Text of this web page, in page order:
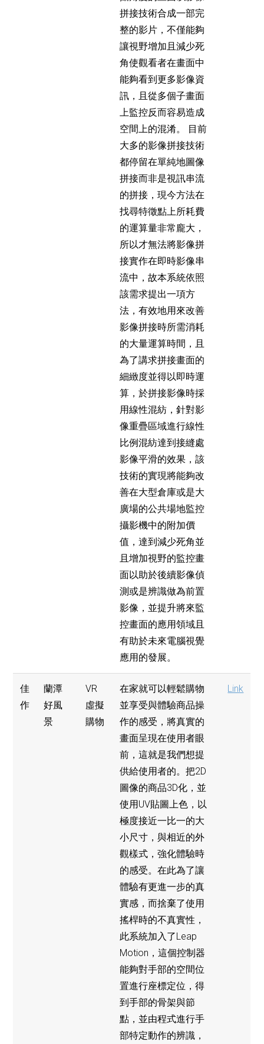
拼接技術合成一部完
整的影片，不僅能夠
讓視野增加且減少死
角使觀看者在畫面中
能夠看到更多影像資
訊，且從多個子畫面
上監控反而容易造成
空間上的混淆。 目前
大多的影像拼接技術
都停留在單純地圖像
拼接而非是視訊串流
的拼接，現今方法在
找尋特徵點上所耗費
的運算量非常龐大，
所以才無法將影像拼
接實作在即時影像串
流中，故本系統依照
該需求提出一項方
法，有效地用來改善
影像拼接時所需消耗
的大量運算時間，且
為了講求拼接畫面的
細緻度並得以即時運
算，於拼接影像時採
用線性混紡，針對影
像重疊區域進行線性
比例混紡達到接縫處
影像平滑的效果，該
技術的實現將能夠改
善在大型倉庫或是大
廣場的公共場地監控
攝影機中的附加價
值，達到減少死角並
且增加視野的監控畫
面以助於後續影像偵
測或是辨識做為前置
影像，並提升將來監
控畫面的應用領域且
有助於未來電腦視覺
應用的發展。
佳
作
蘭潭
好風
景
VR
虛擬
購物
在家就可以輕鬆購物
並享受與體驗商品操
作的感受，將真實的
畫面呈現在使用者眼
前，這就是我們想提
供給使用者的。把2D
圖像的商品3D化，並
使用UV貼圖上色，以
極度接近一比一的大
小尺寸，與相近的外
觀樣式，強化體驗時
的感受。在此為了讓
體驗有更進一步的真
實感，而捨棄了使用
搖桿時的不真實性，
此系統加入了Leap
Motion，這個控制器
能夠對手部的空間位
置進行座標定位，得
到手部的骨架與節
點，並由程式進行手
部特定動作的辨識，
Link